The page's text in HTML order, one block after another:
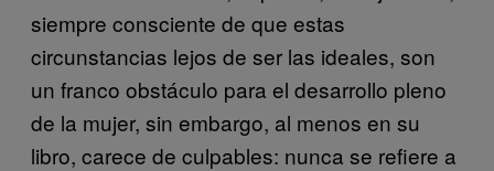
siempre consciente de que estas
circunstancias lejos de ser las ideales, son
un franco obstáculo para el desarrollo pleno
de la mujer, sin embargo, al menos en su
libro, carece de culpables: nunca se refiere a